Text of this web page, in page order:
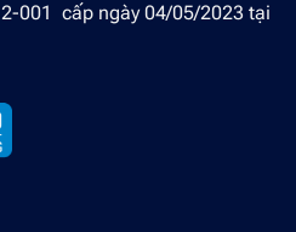
001 cấp ngày 04/05/2023 tại